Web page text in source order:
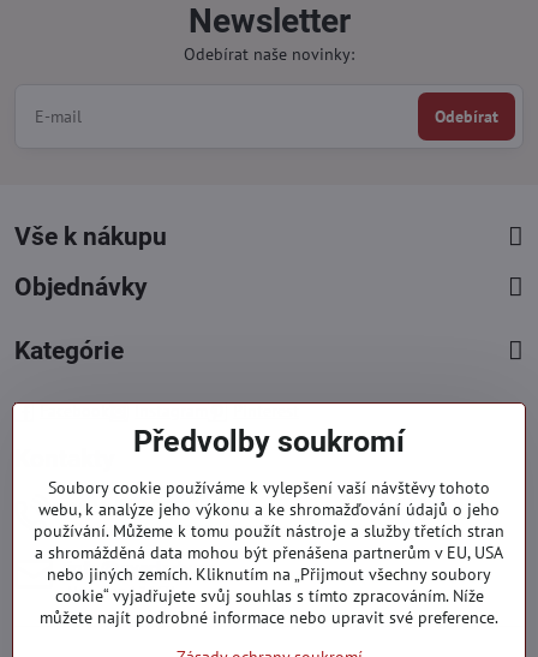
Newsletter
Odebírat naše novinky:
Odebírat
Vše k nákupu
Objednávky
Kategórie
+421 919 060 751
Pondělí - Pátek : 09:00 - 15:00 hod.
info​@everlady​.eu
Non stop ( 24/7 )
Předvolby soukromí
Soubory cookie používáme k vylepšení vaší návštěvy tohoto
webu, k analýze jeho výkonu a ke shromažďování údajů o jeho
používání. Můžeme k tomu použít nástroje a služby třetích stran
a shromážděná data mohou být přenášena partnerům v EU, USA
nebo jiných zemích. Kliknutím na „Přijmout všechny soubory
cookie“ vyjadřujete svůj souhlas s tímto zpracováním. Níže
můžete najít podrobné informace nebo upravit své preference.